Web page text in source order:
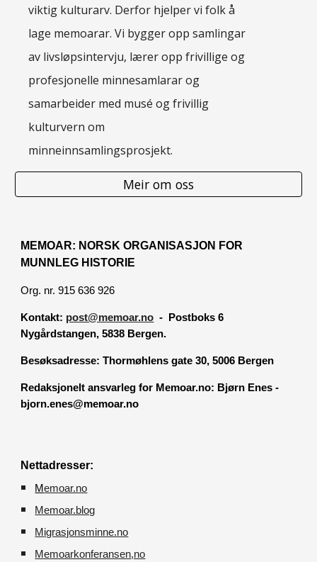
viktig kulturarv. Derfor hjelper vi folk å
lage memoarar. Vi bygger opp samlingar
av livsløpsintervju, lærer opp frivillige og
profesjonelle minnesamlarar og
samarbeider med musé og frivillig
kulturvern om
minneinnsamlingsprosjekt.
Meir om oss
MEMOAR: NORSK ORGANISASJON FOR
MUNNLEG HISTORIE
Org. nr. 915 636 926
Kontakt: post@memoar.no - Postboks 6
Nygårdstangen, 5838 Bergen.
Besøksadresse:Thormøhlens gate 30, 5006 Bergen
Redaksjonelt ansvarleg for Memoar.no: Bjørn Enes -
bjorn.enes@memoar.no
Nettadresser:
Memoar.no
Memoar.blog
M igrasjonsminne.no
Memoarkonferansen,no